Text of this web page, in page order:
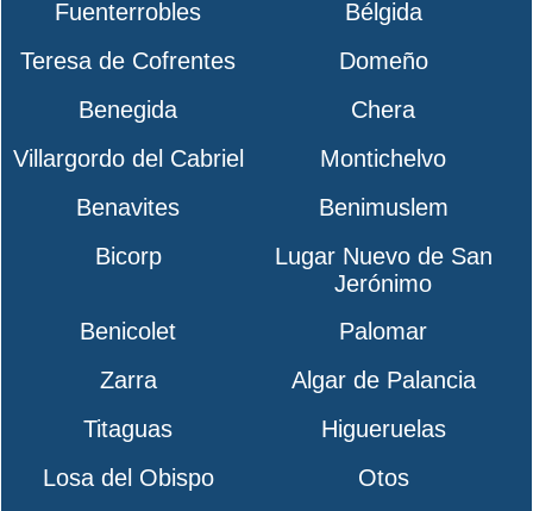
Fuenterrobles
Bélgida
Teresa de Cofrentes
Domeño
Benegida
Chera
Villargordo del Cabriel
Montichelvo
Benavites
Benimuslem
Bicorp
Lugar Nuevo de San
Jerónimo
Benicolet
Palomar
Zarra
Algar de Palancia
Titaguas
Higueruelas
Losa del Obispo
Otos